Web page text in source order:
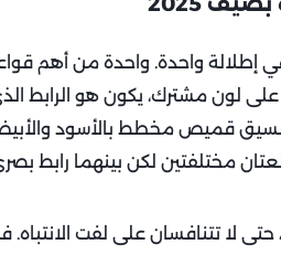
في إطلالة واحدة. واحدة من أهم
لون مشترك، يكون هو الرابط
قميص مخطط بالأسود
مختلفتين لكن بينهما رابط
لا تتنافسان على لفت الانتباه.